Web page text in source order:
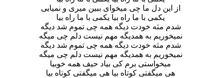
از این دل ما چی میخوای ببین میری و نمیایی
یکمی با ما راه بیا یکمی با ما راه بیا
شدم مثه خودت دیگه همه چی تموم شد دیگه
نمیخوریم به همدیگه مهم نیست دلم چی میگه
شدم مثه خودت دیگه همه چی تموم شد دیگه
نمیخوریم به همدیگه مهم نیست دلم چی میگه
میخواستی برم کی بیاد حیف همه خوبیا
هی میگفتی کوتاه بیا هی میگفتی کوتاه بیا